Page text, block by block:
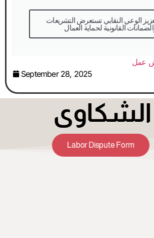
القانونية لحماية العمال
عمل
September 28, 2025
Labor Dispute Form